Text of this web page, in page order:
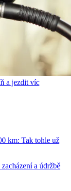
a jezdit víc
km: Tak tohle už
a údržbě